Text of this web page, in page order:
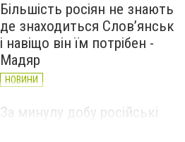
Більшість росіян не знають
де знаходиться Слов’янськ
і навіщо він їм потрібен -
Мадяр
НОВИНИ
За минулу добу російські